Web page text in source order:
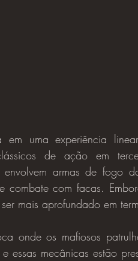
de ação em
armas de fogo
combate com facas.
mais aprofundado em
essas mecânicas estão